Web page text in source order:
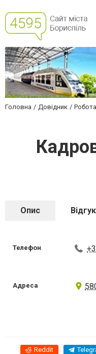
Головна Довідник Робота
Опис
Телефон
Адреса
Reddit